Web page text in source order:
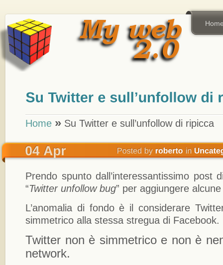
Home » Su Twitter e sull’unfollow di ripicca
Prendo spunto dall’interessantissimo post
“Twitter unfollow bug” per aggiungere
L’anomalia di fondo è il considerare
simmetrico alla stessa stregua di Facebook.
Twitter non è simmetrico e non è
network.